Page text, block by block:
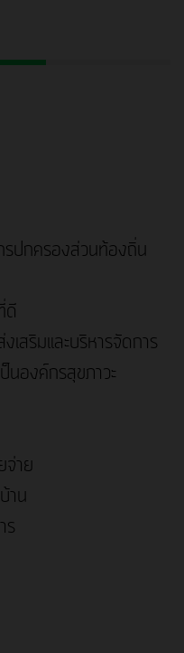
ปกครองส่วนท้องถิ่น
ดี
เสริมและบริหารจัดการ
นองค์กรสุขภาวะ
จ่าย
าน
ร